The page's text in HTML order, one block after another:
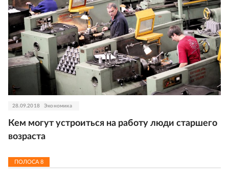
28.09.2018 Экономика
Кем могут устроиться на работу люди старшего
возраста
ПОЛОСА 8